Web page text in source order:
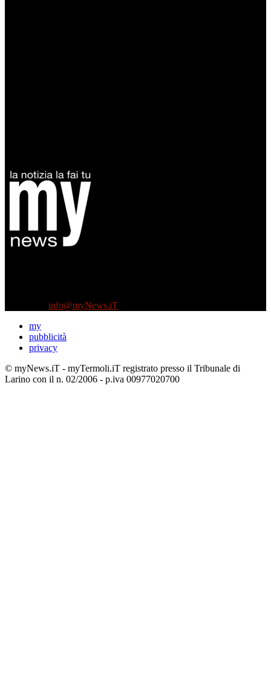
info@myNews.iT
my
pubblicità
privacy
© myNews.iT - myTermoli.iT registrato presso il Tribunale di
Larino con il n. 02/2006 - p.iva 00977020700